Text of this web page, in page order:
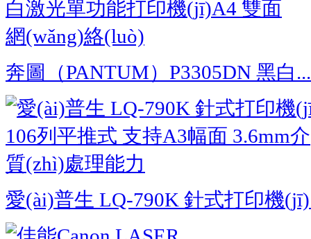
奔圖（PANTUM）P3305DN 黑白...
愛(ài)普生 LQ-790K 針式打印機(jī)